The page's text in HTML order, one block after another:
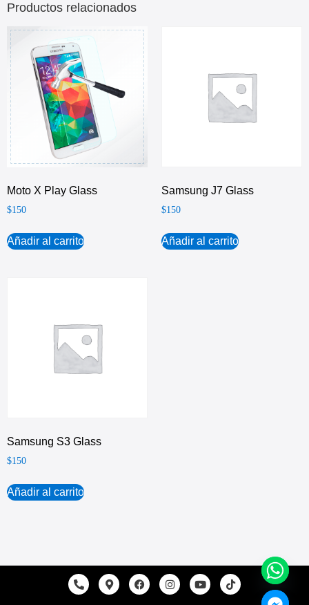
Productos relacionados
Moto X Play Glass
$150
Añadir al carrito
Samsung J7 Glass
$150
Añadir al carrito
Samsung S3 Glass
$150
Añadir al carrito